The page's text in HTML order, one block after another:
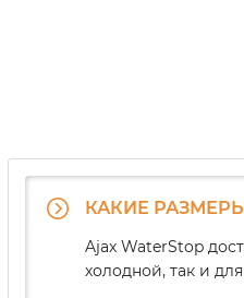
КАКИЕ
Ajax WaterStop
холодной, так и